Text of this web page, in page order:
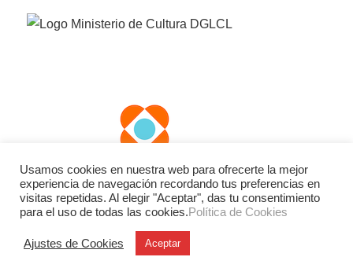
Usamos cookies en nuestra web para ofrecerte la mejor
experiencia de navegación recordando tus preferencias en
visitas repetidas. Al elegir "Aceptar", das tu consentimiento
para el uso de todas las cookies.Política de Cookies
Ajustes de Cookies Aceptar